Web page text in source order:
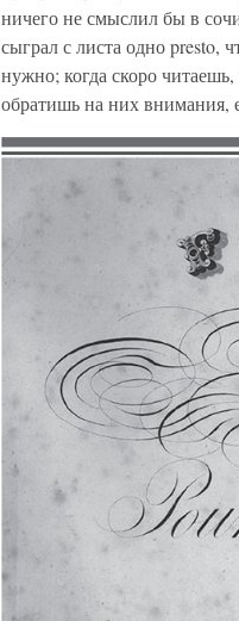
ничего не смыслил бы в
сыграл с листа одно presto,
нужно; когда скоро
обратишь на них внимания,